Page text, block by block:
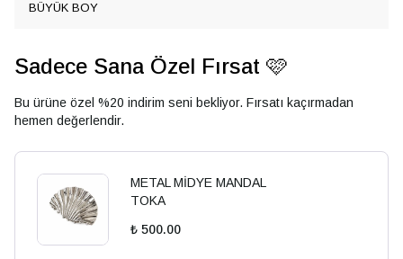
BÜYÜK BOY
Sadece Sana Özel Fırsat 🩷
Bu ürüne özel %20 indirim seni bekliyor. Fırsatı kaçırmadan
hemen değerlendir.
METAL MİDYE MANDAL
TOKA
₺ 500.00